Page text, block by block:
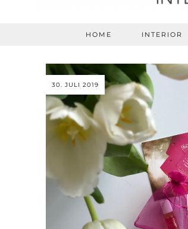
HOME INTERIOR
30. JULI 2019